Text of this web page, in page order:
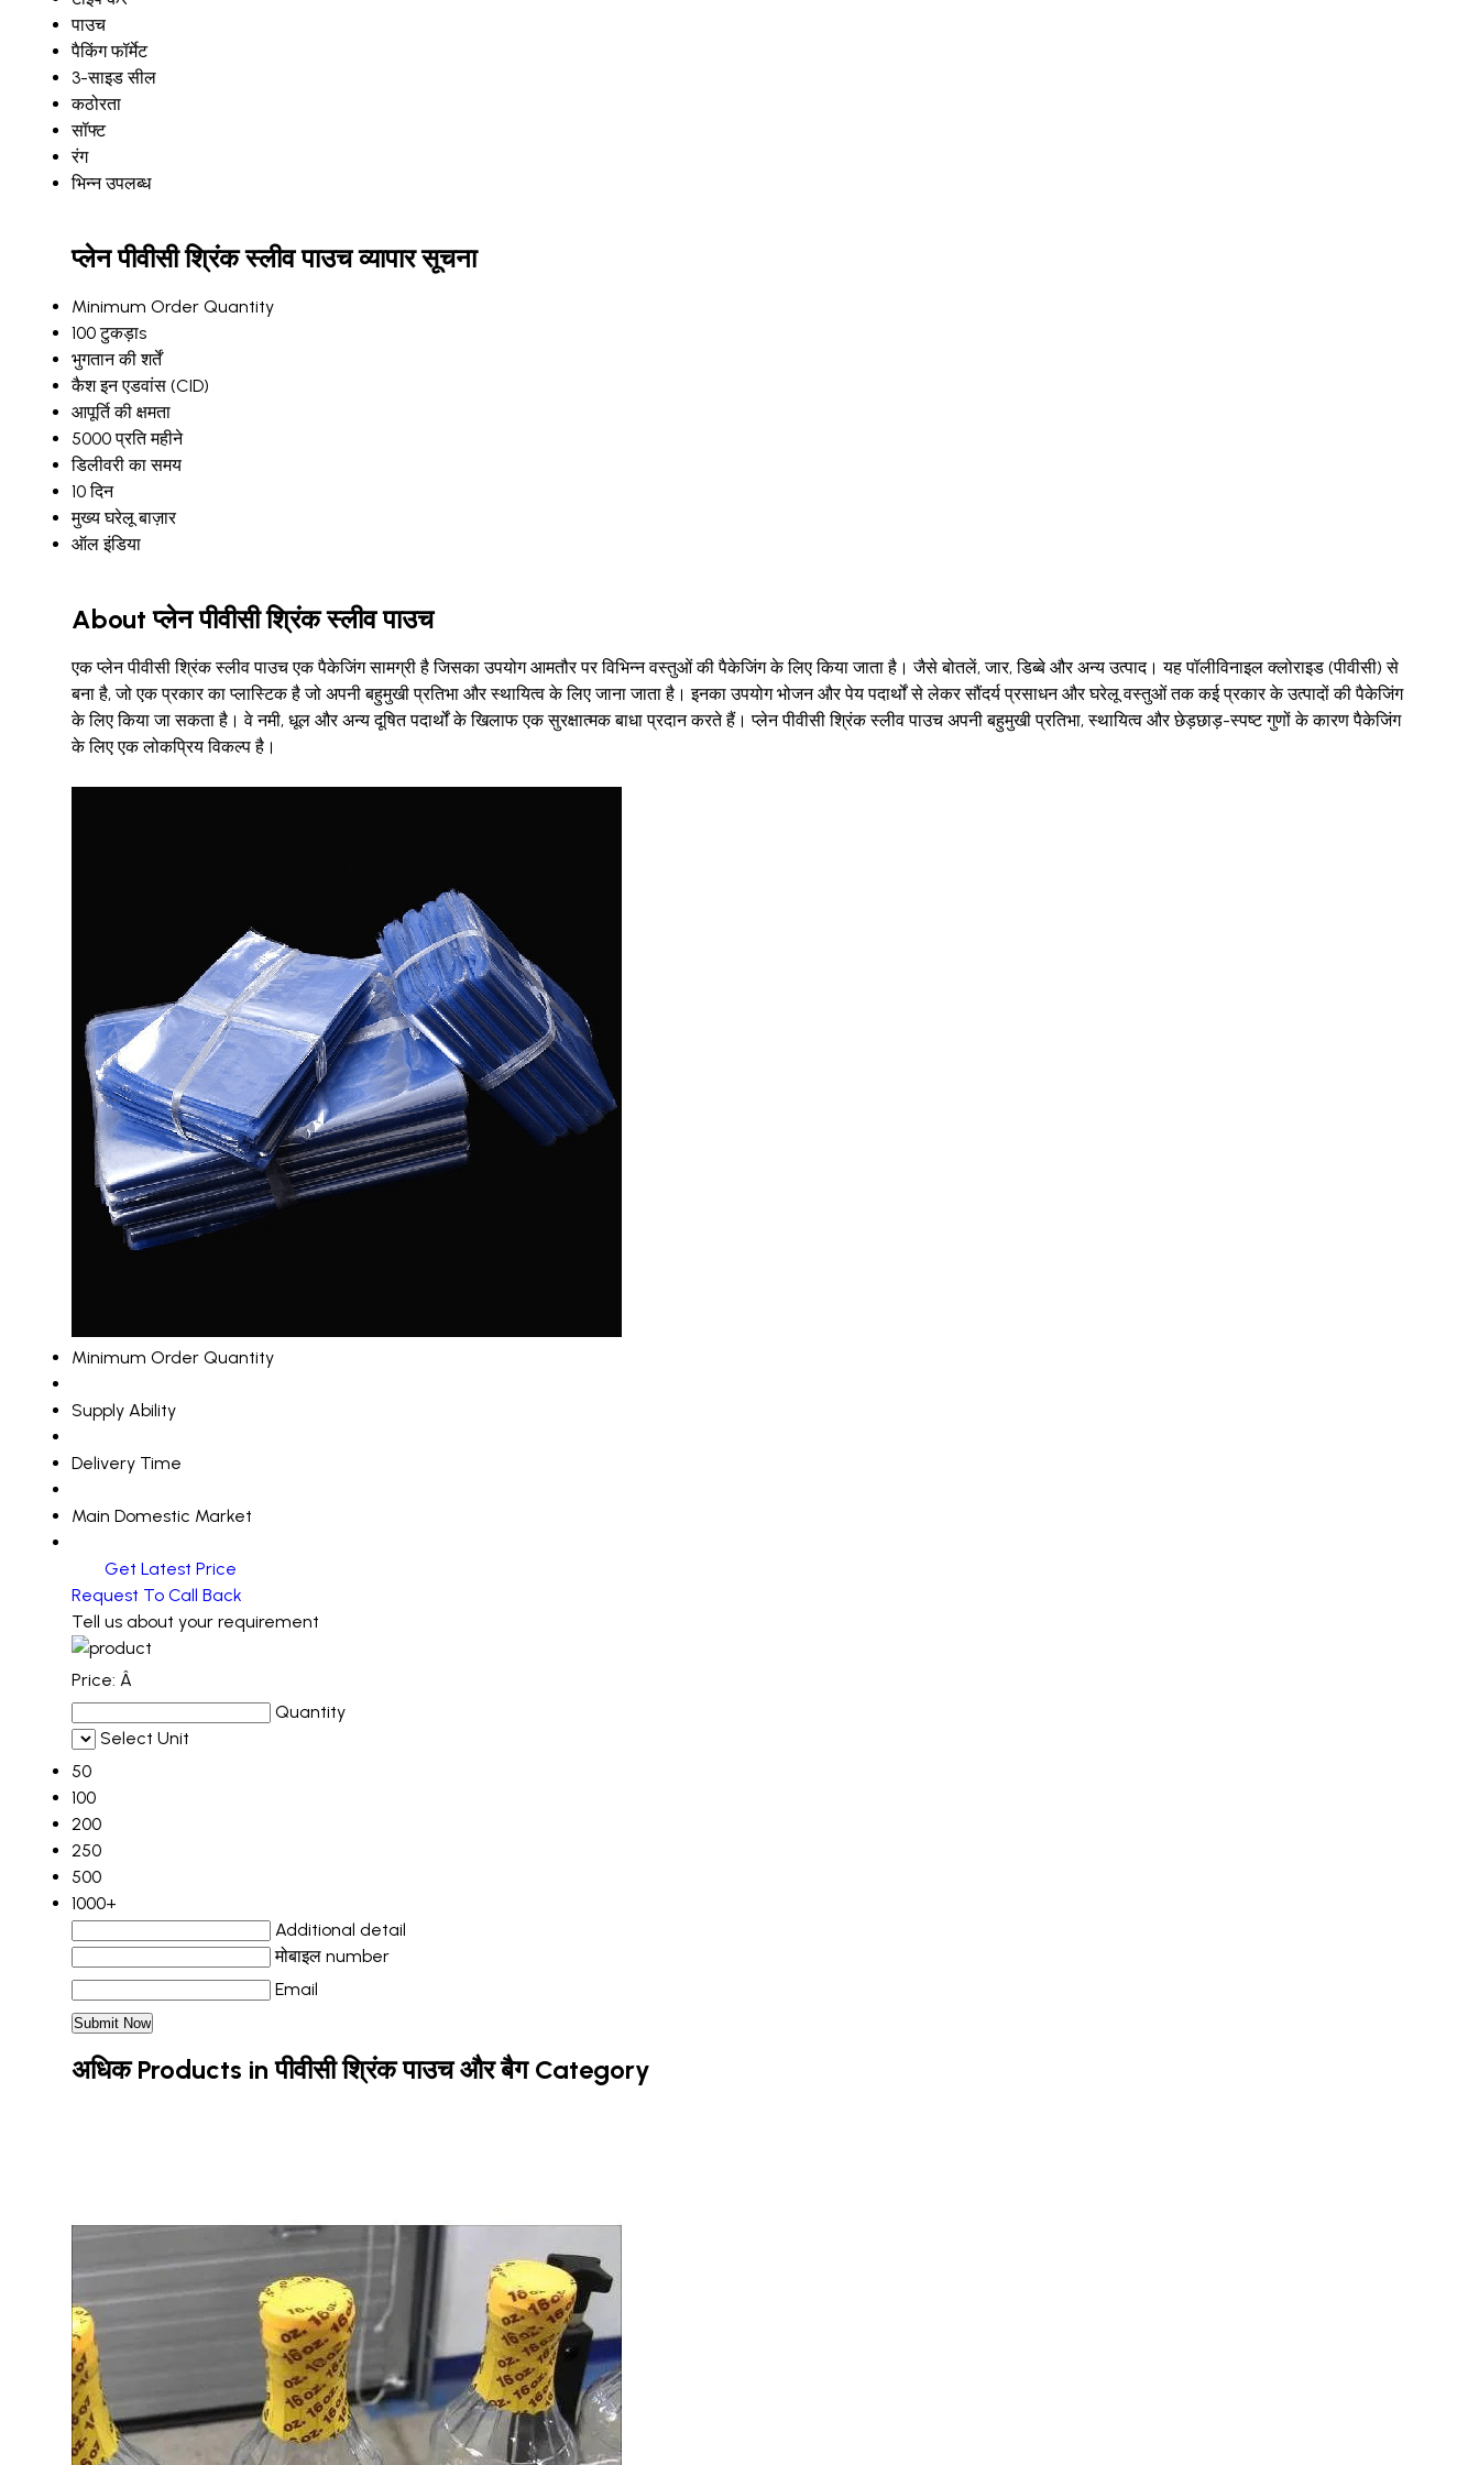
पाउच
पैकिंग फॉर्मेट
3-साइड सील
कठोरता
सॉफ्ट
रंग
भिन्न उपलब्ध
प्लेन पीवीसी श्रिंक स्लीव पाउच व्यापार सूचना
Minimum Order Quantity
100 टुकड़ाs
भुगतान की शर्तें
कैश इन एडवांस (CID)
आपूर्ति की क्षमता
5000 प्रति महीने
डिलीवरी का समय
10 दिन
मुख्य घरेलू बाज़ार
ऑल इंडिया
About प्लेन पीवीसी श्रिंक स्लीव पाउच
एक प्लेन पीवीसी श्रिंक स्लीव पाउच एक पैकेजिंग सामग्री है जिसका उपयोग आमतौर पर विभिन्न वस्तुओं की पैकेजिंग के लिए किया जाता है। जैसे बोतलें, जार, डिब्बे और अन्य उत्पाद। यह पॉलीविनाइल क्लोराइड (पीवीसी) से
बना है, जो एक प्रकार का प्लास्टिक है जो अपनी बहुमुखी प्रतिभा और स्थायित्व के लिए जाना जाता है। इनका उपयोग भोजन और पेय पदार्थों से लेकर सौंदर्य प्रसाधन और घरेलू वस्तुओं तक कई प्रकार के उत्पादों की पैकेजिंग
के लिए किया जा सकता है। वे नमी, धूल और अन्य दूषित पदार्थों के खिलाफ एक सुरक्षात्मक बाधा प्रदान करते हैं। प्लेन पीवीसी श्रिंक स्लीव पाउच अपनी बहुमुखी प्रतिभा, स्थायित्व और छेड़छाड़-स्पष्ट गुणों के कारण पैकेजिंग
के लिए एक लोकप्रिय विकल्प है।
Minimum Order Quantity
Supply Ability
Delivery Time
Main Domestic Market
Get Latest Price
Request To Call Back
Tell us about your requirement
Price: Â
Quantity
Select Unit
50
100
200
250
500
1000+
Additional detail
मोबाइल number
Email
अधिक Products in पीवीसी श्रिंक पाउच और बैग Category